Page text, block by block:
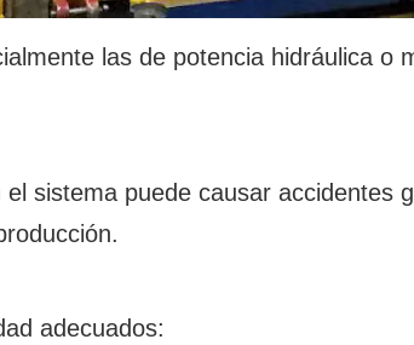
las de potencia hidráulica
sistema puede causar
adecuados: